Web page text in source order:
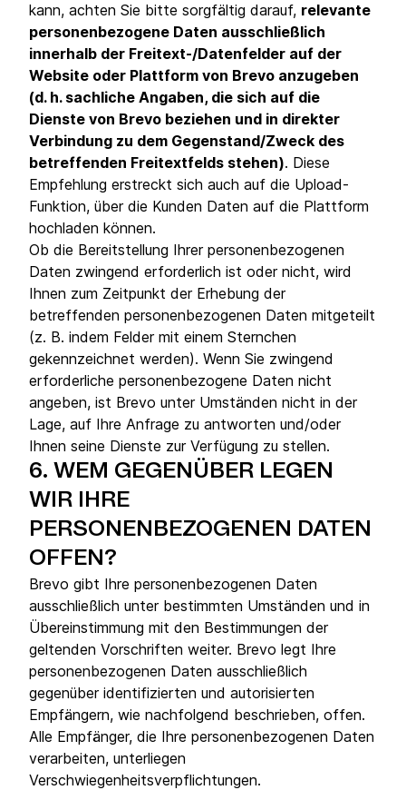
kann, achten Sie bitte sorgfältig darauf, relevante
personenbezogene Daten ausschließlich
innerhalb der Freitext-/Datenfelder auf der
Website oder Plattform von Brevo anzugeben
(d. h. sachliche Angaben, die sich auf die
Dienste von Brevo beziehen und in direkter
Verbindung zu dem Gegenstand/Zweck des
betreffenden Freitextfelds stehen). Diese
Empfehlung erstreckt sich auch auf die Upload-
Funktion, über die Kunden Daten auf die Plattform
hochladen können.
Ob die Bereitstellung Ihrer personenbezogenen
Daten zwingend erforderlich ist oder nicht, wird
Ihnen zum Zeitpunkt der Erhebung der
betreffenden personenbezogenen Daten mitgeteilt
(z. B. indem Felder mit einem Sternchen
gekennzeichnet werden). Wenn Sie zwingend
erforderliche personenbezogene Daten nicht
angeben, ist Brevo unter Umständen nicht in der
Lage, auf Ihre Anfrage zu antworten und/oder
Ihnen seine Dienste zur Verfügung zu stellen.
6. WEM GEGENÜBER LEGEN
WIR IHRE
PERSONENBEZOGENEN DATEN
OFFEN?
Brevo gibt Ihre personenbezogenen Daten
ausschließlich unter bestimmten Umständen und in
Übereinstimmung mit den Bestimmungen der
geltenden Vorschriften weiter. Brevo legt Ihre
personenbezogenen Daten ausschließlich
gegenüber identifizierten und autorisierten
Empfängern, wie nachfolgend beschrieben, offen.
Alle Empfänger, die Ihre personenbezogenen Daten
verarbeiten, unterliegen
Verschwiegenheitsverpflichtungen.